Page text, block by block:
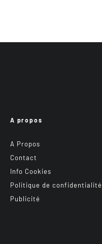
A propos
A Propos
Contact
Info Cookies
Politique de confidentialité
Publicité